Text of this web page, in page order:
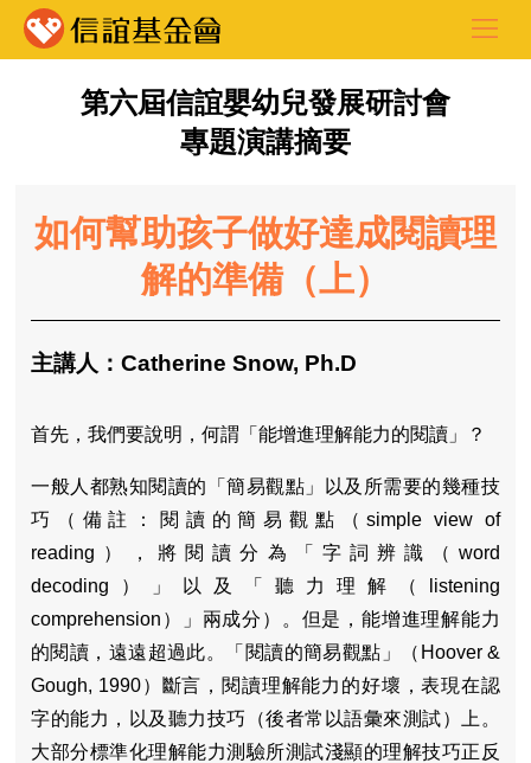
第六屆信誼嬰幼兒發展研討會
專題演講摘要
如何幫助孩子做好達成閱讀理
解的準備（上）
主講人：Catherine Snow, Ph.D
首先，我們要說明，何謂「能增進理解能力的閱讀」？
一般人都熟知閱讀的「簡易觀點」以及所需要的幾種技
巧（備註：閱讀的簡易觀點（simple view of
reading），將閱讀分為「字詞辨識（word
decoding）」以及「聽力理解（listening
comprehension）」兩成分）。但是，能增進理解能力
的閱讀，遠遠超過此。「閱讀的簡易觀點」（Hoover &
Gough, 1990）斷言，閱讀理解能力的好壞，表現在認
字的能力，以及聽力技巧（後者常以語彙來測試）上。
大部分標準化理解能力測驗所測試淺顯的理解技巧正反